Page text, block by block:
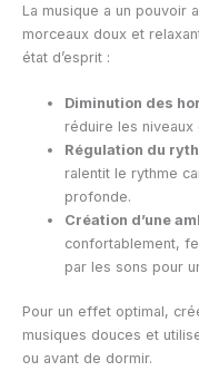
La musique a un pouvoir
morceaux doux et
état d’esprit :
Diminution des
réduire les niveaux
Régulation du
ralentit le rythme
profonde.
Création d’une
confortablement,
par les sons pour
Pour un effet optimal,
musiques douces et
ou avant de dormir.